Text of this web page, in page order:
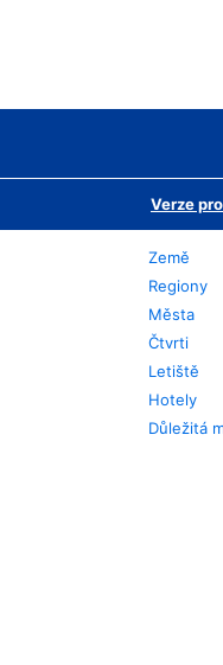
Verze
Země
Regiony
Města
Čtvrti
Letiště
Hotely
Důležitá